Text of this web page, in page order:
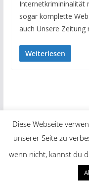
Internetkrimininalität
sogar komplette
auch Unsere Zeitung
Weiterlesen
Copyright © 2026
ColorMag
Diese Webseite
unserer Seite zu
wenn nicht, kannst du